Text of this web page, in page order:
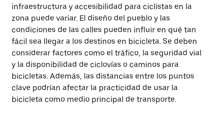
infraestructura y accesibilidad para ciclistas en la
zona puede variar. El diseño del pueblo y las
condiciones de las calles pueden influir en qué tan
fácil sea llegar a los destinos en bicicleta. Se deben
considerar factores como el tráfico, la seguridad vial
y la disponibilidad de ciclovías o caminos para
bicicletas. Además, las distancias entre los puntos
clave podrían afectar la practicidad de usar la
bicicleta como medio principal de transporte.